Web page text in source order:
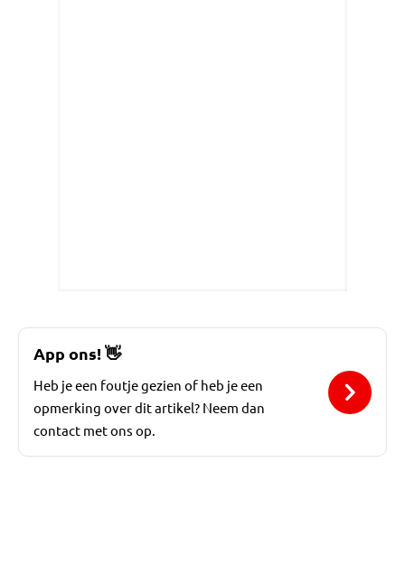
App ons!👋
Heb je een foutje gezien of heb je een
opmerking over dit artikel? Neem dan
contact met ons op.